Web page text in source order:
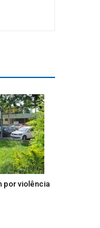
por violência